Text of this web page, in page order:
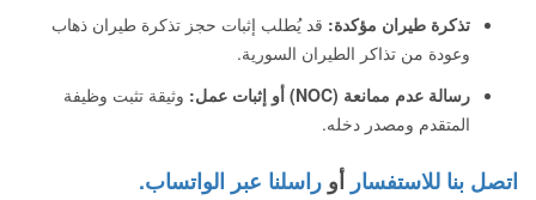
تذكرة طيران مؤكدة: قد يُطلب إثبات حجز تذكرة طيران ذهاب
وعودة من تذاكر الطيران السورية.
رسالة عدم ممانعة (NOC) أو إثبات عمل:
وثيقة تثبت وظيفة
المتقدم ومصدر دخله.
اتصل بنا للاستفسار أو راسلنا عبر الواتساب.